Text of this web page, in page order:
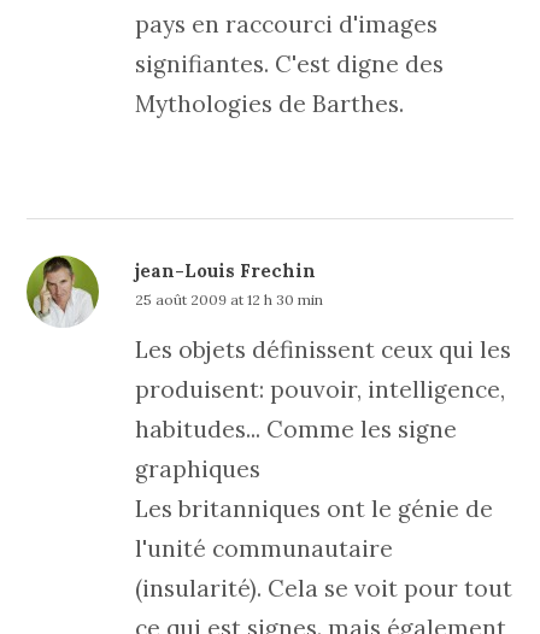
pays en raccourci d'images
signifiantes. C'est digne des
Mythologies de Barthes.
jean-Louis Frechin
25 août 2009 at 12 h 30 min
Les objets définissent ceux qui les
produisent: pouvoir, intelligence,
habitudes... Comme les signe
graphiques
Les britanniques ont le génie de
l'unité communautaire
(insularité). Cela se voit pour tout
ce qui est signes. mais également